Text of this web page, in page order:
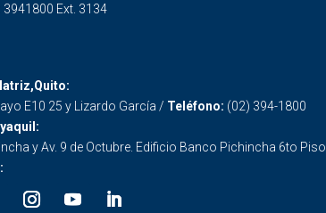
3941800 Ext. 3134
E10 25 y Lizardo García / Teléfono: (02) 394-1800
y Av. 9 de Octubre. Edificio Banco Pichincha 6to Piso